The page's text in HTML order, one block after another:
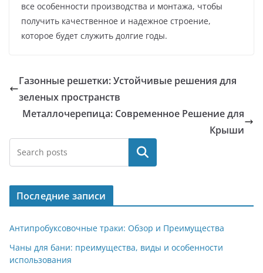
все особенности производства и монтажа, чтобы
получить качественное и надежное строение,
которое будет служить долгие годы.
Газонные решетки: Устойчивые решения для
зеленых пространств
Металлочерепица: Современное Решение для
Крыши
Поиск
Последние записи
Антипробуксовочные траки: Обзор и Преимущества
Чаны для бани: преимущества, виды и особенности
использования